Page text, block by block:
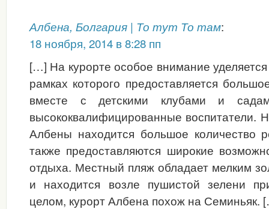
Албена, Болгария | То тут То там:
18 ноября, 2014 в 8:28 пп
[…] На курорте особое внимание
рамках которого предоставляется
вместе с детскими клубами и
высококвалифицированные воспитатели.
Албены находится большое количество
также предоставляются широкие
отдыха. Местный пляж обладает мелким
и находится возле пушистой зелени
целом, курорт Албена похож на Семиньяк.